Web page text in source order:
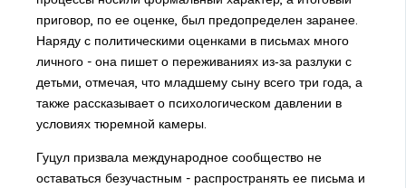
приговор, по ее оценке, был предопределен заранее.
Наряду с политическими оценками в письмах много
личного - она пишет о переживаниях из‑за разлуки с
детьми, отмечая, что младшему сыну всего три года, а
также рассказывает о психологическом давлении в
условиях тюремной камеры.
Гуцул призвала международное сообщество не
оставаться безучастным - распространять ее письма и